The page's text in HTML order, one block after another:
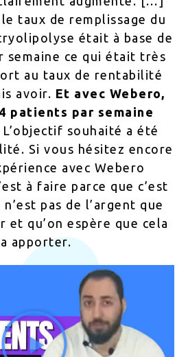
taux de remplissage du
était à base de
semaine ce qui était très
au taux de rentabilité
avoir. Et avec Webero,
patients par semaine
souhaité a été
Si vous hésitez encore
avec Webero
à faire parce que c’est
pas de l’argent que
et qu’on espère que cela
apporter.